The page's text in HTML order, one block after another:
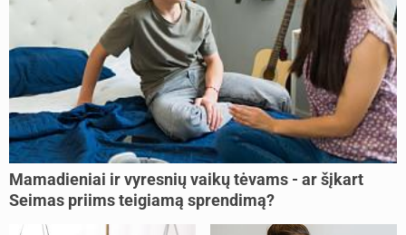
Mamadieniai ir vyresnių vaikų tėvams - ar šįkart
Seimas priims teigiamą sprendimą?